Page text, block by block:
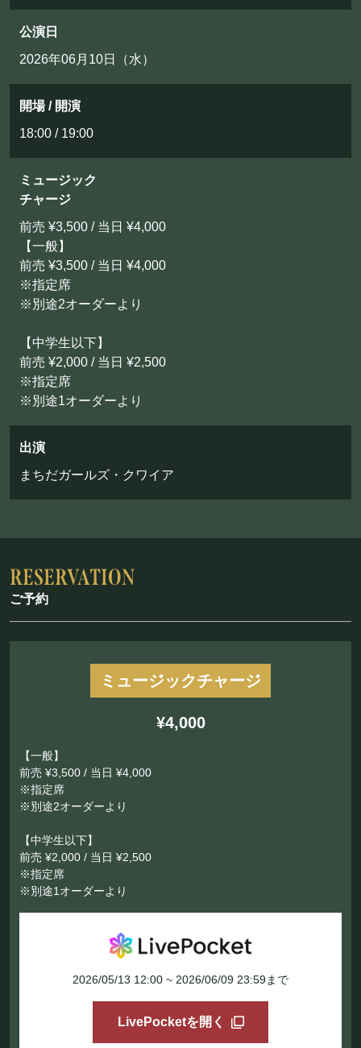
よくある質問
©Mahoroza. All Rights Reserved.
公演日
2026年06月10日（水）
開場 / 開演
18:00 / 19:00
ミュージック
チャージ
前売 ¥3,500 / 当日 ¥4,000
【一般】
前売 ¥3,500 / 当日 ¥4,000
※指定席
※別途2オーダーより
【中学生以下】
前売 ¥2,000 / 当日 ¥2,500
※指定席
※別途1オーダーより
出演
まちだガールズ・クワイア
ご予約
ミュージックチャージ
¥4,000
【一般】
前売 ¥3,500 / 当日 ¥4,000
※指定席
※別途2オーダーより
【中学生以下】
前売 ¥2,000 / 当日 ¥2,500
※指定席
※別途1オーダーより
2026/05/13 12:00 ~ 2026/06/09 23:59まで
LivePocketを開く